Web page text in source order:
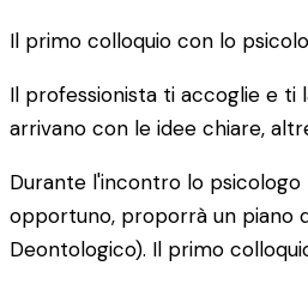
Il primo colloquio con lo
Il professionista ti accoglie e ti
arrivano con le idee chiare,
Durante l'incontro lo
opportuno, proporrà un piano
Deontologico). Il primo